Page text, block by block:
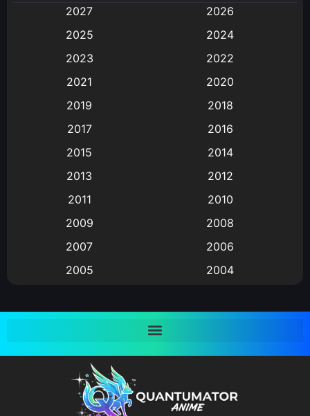
Animation การ์ตูน
Animation อนิเมะ
Animation แอนิเมชัน
(9)
Big tits (นมใหญ่)
Bitch (ผู้หญิงร่าน)
Bondage (ทาส)(1)
(1)
2027
2026
2025
2024
2023
2022
2021
2020
2019
2018
2017
2016
2015
2014
2013
2012
2011
2010
2009
2008
2007
2006
2005
2004
2001
2000
1997
1993
1991